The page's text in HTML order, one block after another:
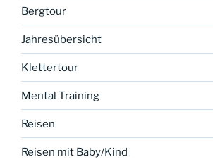
Bergtour
Jahresübersicht
Klettertour
Mental Training
Reisen
Reisen mit Baby/Kind